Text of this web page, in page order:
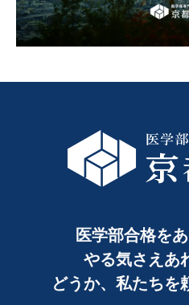
医学部合格を
やる気さえあ
どうか、私たちを